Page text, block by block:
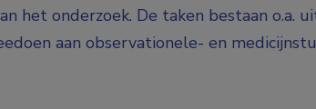
het onderzoek. De taken bestaan o.a.
aan observationele- en